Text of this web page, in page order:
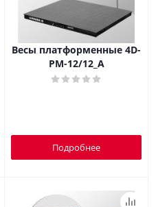
Весы платформенные 4D-
PM-12/12_A
Подробнее